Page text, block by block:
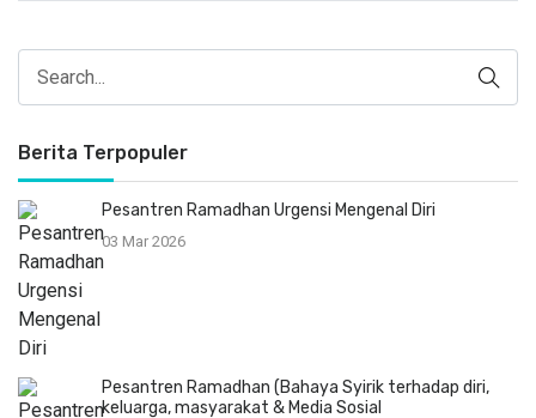
Berita Terpopuler
Pesantren Ramadhan Urgensi Mengenal Diri
03 Mar 2026
Pesantren Ramadhan (Bahaya Syirik terhadap diri,
keluarga, masyarakat & Media Sosial